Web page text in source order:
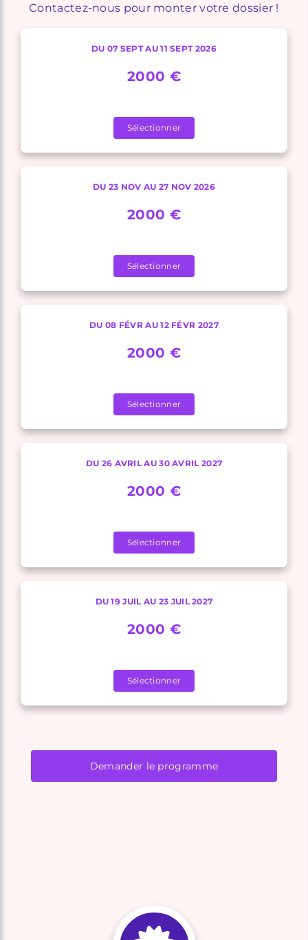
Contactez-nous pour monter votre dossier !
DU 07 SEPT AU 11 SEPT 2026
2000 €
Sélectionner
DU 23 NOV AU 27 NOV 2026
2000 €
Sélectionner
DU 08 FÉVR AU 12 FÉVR 2027
2000 €
Sélectionner
DU 26 AVRIL AU 30 AVRIL 2027
2000 €
Sélectionner
DU 19 JUIL AU 23 JUIL 2027
2000 €
Sélectionner
Demander le programme